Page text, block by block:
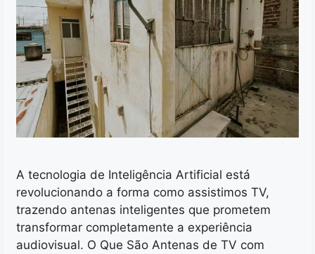
A tecnologia de Inteligência Artificial está
revolucionando a forma como assistimos TV,
trazendo antenas inteligentes que prometem
transformar completamente a experiência
audiovisual. O Que São Antenas de TV com